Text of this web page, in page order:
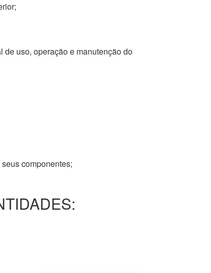
uso, operação e manutenção do
componentes;